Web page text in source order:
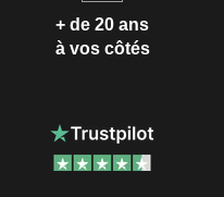
+ de 20 ans
à vos côtés